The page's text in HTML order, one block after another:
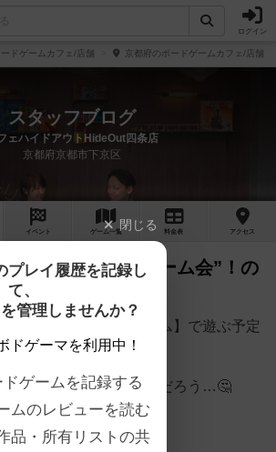
ログイン
ードゲームカフェ/店舗 京都府のボードゲームカフェ/店舗
スタッフブログ
ェハイドアウトHideOut四条店
京都府京都市下京区
イベント ゲーム一覧 料金 表 アクセス
“相席ボードゲーム会”！の
ードゲーム【タイムボム】で遊ぶ予定
ェってどんなところなんだろう…🤔
閉じる
プレイ履歴を記録し
て、
管理しませんか？
ドゲーマを利用中！
ゲームを記録する
ムのレビューを読む
品・所有リストの共